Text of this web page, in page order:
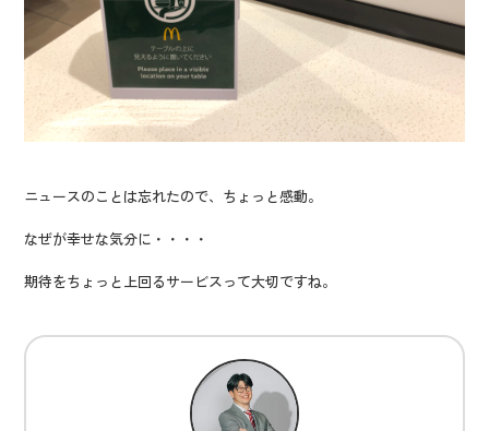
ニュースのことは忘れたので、ちょっと感動。
なぜが幸せな気分に・・・・
期待をちょっと上回るサービスって大切ですね。